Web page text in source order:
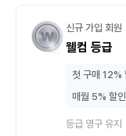
신규 가입 회원
웰컴 등급
첫 구매 12%
매월 5% 할
등급 영구 유지